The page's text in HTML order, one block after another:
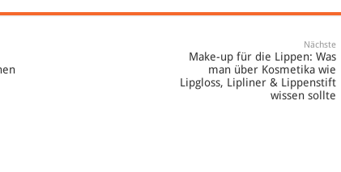
Nächste
Make-up für die Lippen: Was
man über Kosmetika wie
Lipgloss, Lipliner & Lippenstift
wissen sollte